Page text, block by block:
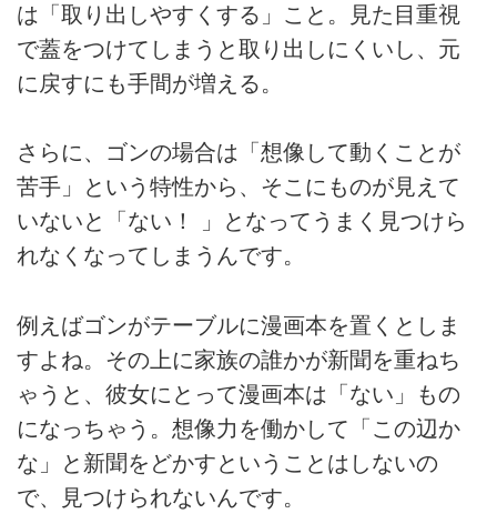
は「取り出しやすくする」こと。見た目重視
で蓋をつけてしまうと取り出しにくいし、元
に戻すにも手間が増える。
さらに、ゴンの場合は「想像して動くことが
苦手」という特性から、そこにものが見えて
いないと「ない！ 」となってうまく見つけら
れなくなってしまうんです。
例えばゴンがテーブルに漫画本を置くとしま
すよね。その上に家族の誰かが新聞を重ねち
ゃうと、彼女にとって漫画本は「ない」もの
になっちゃう。想像力を働かして「この辺か
な」と新聞をどかすということはしないの
で、見つけられないんです。